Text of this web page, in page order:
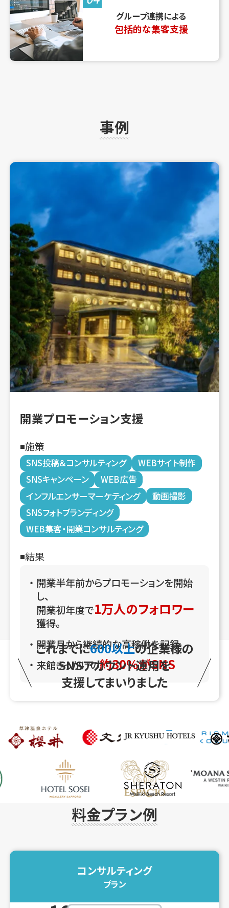
グループ連携による
包括的な集客支援
事例
開業プロモーション支援
施策
SNS投稿＆コンサルティング
WEBサイト制作
SNSキャンペーン
WEB広告
インフルエンサーマーケティング
動画撮影
SNSフォトブランディング
WEB集客・開業コンサルティング
結果
開業半年前からプロモーションを開始
し、
開業初年度で1万人のフォロワー
獲得。
開業月から継続的な高稼働を記録
来館きっかけの約30％がSNS
これまでに600以上の企業様の
SNSアカウント運用を
支援してまいりました
料金プラン例
コンサルティング
プラン